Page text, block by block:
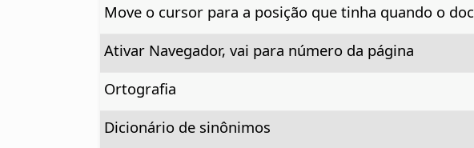
Move o cursor para a posição que tinha quando o
Ativar Navegador, vai para número da página
Ortografia
Dicionário de sinônimos